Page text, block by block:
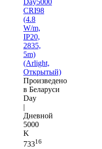
CRI98
(4.8
W/m,
IP20,
2835,
5m)
(Arlight,
Открытый)
Произведено
в Беларуси
Day
|
Дневной
5000
K
73316